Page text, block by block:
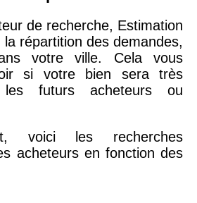
de recherche, Estimation
répartition des demandes,
votre ville. Cela vous
si votre bien sera très
futurs acheteurs ou
voici les recherches
acheteurs en fonction des